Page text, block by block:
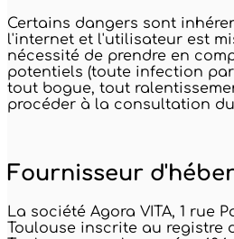
Certains dangers sont
l'internet et l'utilisateur est
nécessité de prendre en
potentiels (toute infection
tout bogue, tout
procéder à la consultation
Fournisseur
La société Agora VITA, 1 rue
Toulouse inscrite au registre